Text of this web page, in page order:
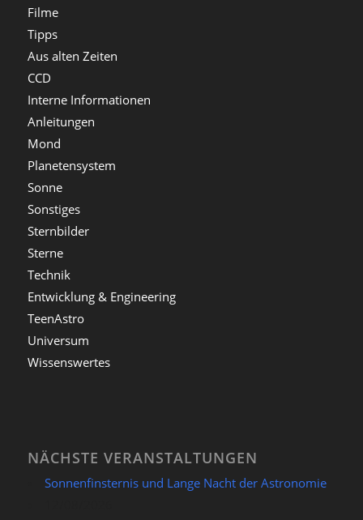
Filme
Tipps
Aus alten Zeiten
CCD
Interne Informationen
Anleitungen
Mond
Planetensystem
Sonne
Sonstiges
Sternbilder
Sterne
Technik
Entwicklung & Engineering
TeenAstro
Universum
Wissenswertes
NÄCHSTE VERANSTALTUNGEN
Sonnenfinsternis und Lange Nacht der Astronomie